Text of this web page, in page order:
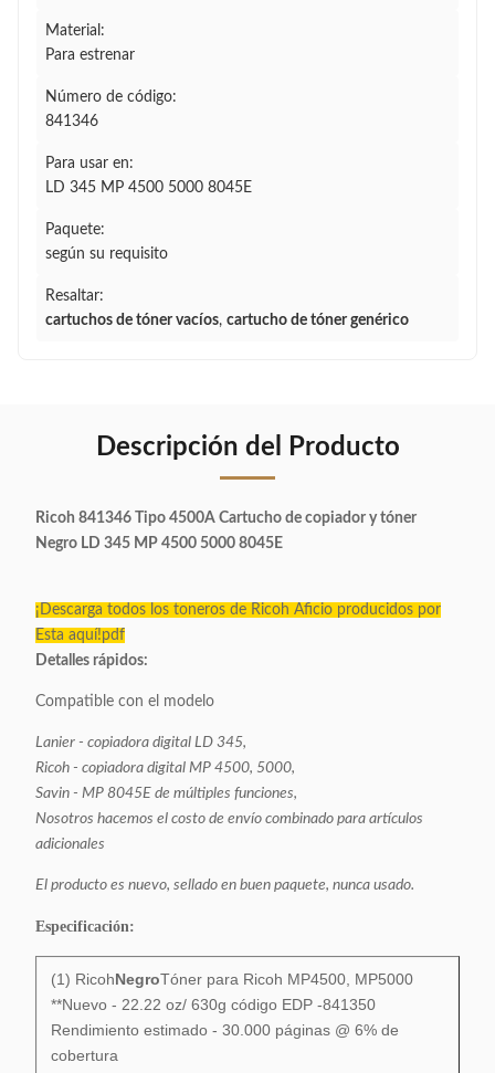
Material:
Para estrenar
Número de código:
841346
Para usar en:
LD 345 MP 4500 5000 8045E
Paquete:
según su requisito
Resaltar:
cartuchos de tóner vacíos, cartucho de tóner genérico
Descripción del Producto
Ricoh 841346 Tipo 4500A Cartucho de copiador y tóner
Negro LD 345 MP 4500 5000 8045E
¡Descarga todos los toneros de Ricoh Aficio producidos por
Esta aquí!pdf
Detalles rápidos:
Compatible con el modelo
Lanier - copiadora digital LD 345,
Ricoh - copiadora digital MP 4500, 5000,
Savin - MP 8045E de múltiples funciones,
Nosotros hacemos el costo de envío combinado para artículos
adicionales
El producto es nuevo, sellado en buen paquete, nunca usado.
Especificación:
(1) RicohNegroTóner para Ricoh MP4500, MP5000
**Nuevo - 22.22 oz/ 630g código EDP -841350
Rendimiento estimado - 30.000 páginas @ 6% de
cobertura